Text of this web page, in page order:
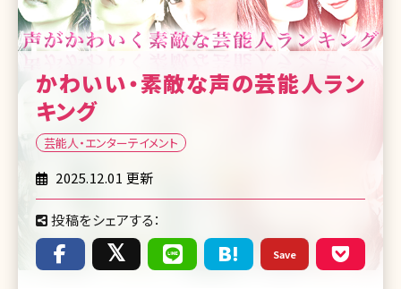
かわいい・素敵な声の芸能人ラン
キング
芸能人・エンターテイメント
2025.12.01 更新
投稿をシェアする：
Save